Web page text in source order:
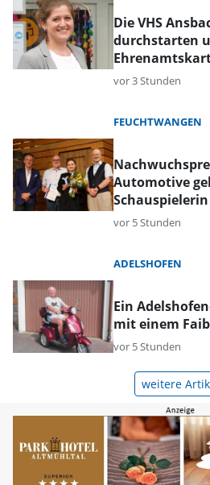
Die VHS
durchstarten
vor 3 Stunden
FEUCHTWANGEN
Automotive
vor 5 Stunden
ADELSHOFEN
Ein
mit einem
vor 5 Stunden
weitere